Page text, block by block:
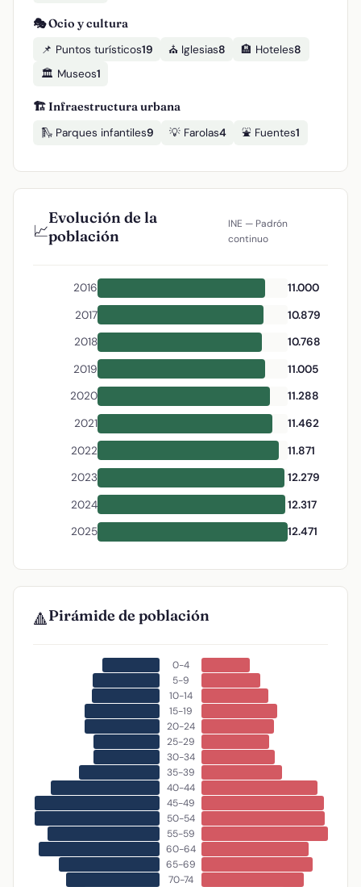
🎭 Ocio y cultura
📌 Puntos turísticos19 ⛪ Iglesias8 🏨 Hoteles8
🏛️ Museos1
🏗️ Infraestructura urbana
🛝 Parques infantiles9 💡 Farolas4 ⛲ Fuentes1
📈
Evolución de la
población
INE — Padrón
continuo
2016
11.000
2017
10.879
2018
10.768
2019
11.005
2020
11.288
2021
11.462
2022
11.871
2023
12.279
2024
12.317
2025
12.471
🔺Pirámide de población
0-4
5-9
10-14
15-19
20-24
25-29
30-34
35-39
40-44
45-49
50-54
55-59
60-64
65-69
70-74